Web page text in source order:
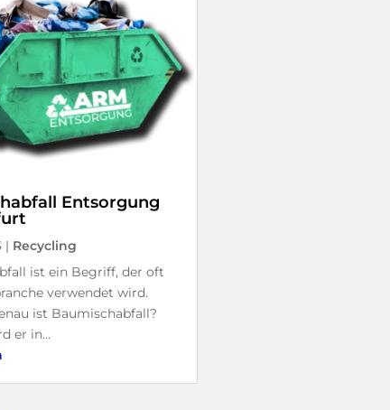
Entsorgung
| Recycling
ist ein Begriff, der oft
verwendet wird.
ist Baumischabfall?
er in...